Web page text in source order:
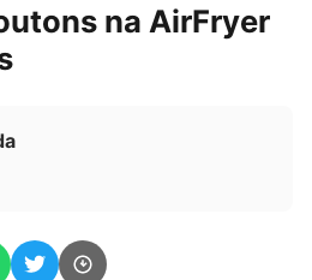
na AirFryer